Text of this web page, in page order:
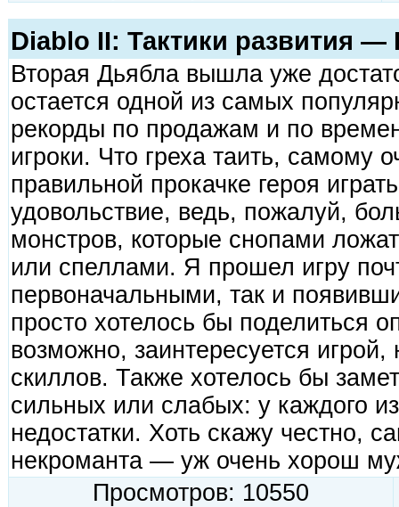
Diablo II: Тактики развития
Вторая Дьябла вышла уже
остается одной из самых
рекорды по продажам и по
игроки. Что греха таить, самому
правильной прокачке героя
удовольствие, ведь, пожалуй,
монстров, которые снопами
или спеллами. Я прошел игру
первоначальными, так и
просто хотелось бы поделиться
возможно, заинтересуется игрой,
скиллов. Также хотелось бы
сильных или слабых: у каждого
недостатки. Хоть скажу честно,
некроманта — уж очень хорош
Просмотров: 10550